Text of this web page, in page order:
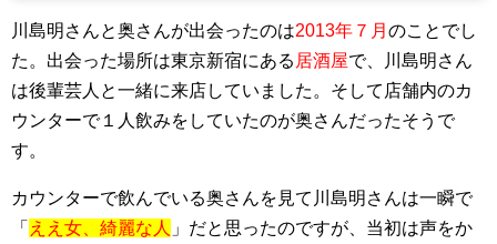
川島明さんと奥さんが出会ったのは2013年７月 のことでし
た。出会った場所は東京新宿にある 居酒屋で、川島明さん
は後輩芸人と一緒に来店していました。そして店舗内のカ
ウンターで１人飲みをしていたのが奥さんだったそうで
す。
カウンターで飲んでいる奥さんを見て川島明さんは一瞬で
「 ええ女、綺麗な人 」だと思ったのですが、当初は声をか